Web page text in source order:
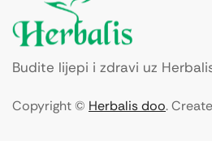
Budite lijepi i zdravi uz
Copyright © Herbalis doo.